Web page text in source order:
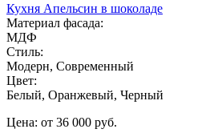
Кухня Апельсин в шоколаде
Материал фасада:
МДФ
Стиль:
Модерн, Современный
Цвет:
Белый, Оранжевый, Черный
Цена: от 36 000 руб.